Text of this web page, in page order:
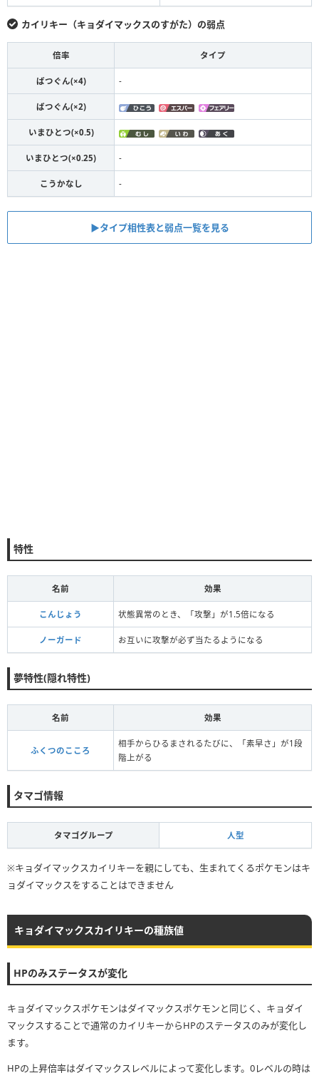
カイリキー（キョダイマックスのすがた）の弱点
倍率 タイプ
ばつぐん(×4) -
ばつぐん(×2)
いまひとつ(×0.5)
いまひとつ(×0.25) -
こうかなし -
▶︎タイプ相性表と弱点一覧を見る
特性
名前 効果
こんじょう 状態異常のとき、「攻撃」が1.5倍になる
ノーガード お互いに攻撃が必ず当たるようになる
夢特性(隠れ特性)
名前 効果
ふくつのこころ
相手からひるまされるたびに、「素早さ」が1段
階上がる
タマゴ情報
タマゴグループ 人型
※キョダイマックスカイリキーを親にしても、生まれてくるポケモンはキ
ョダイマックスをすることはできません
キョダイマックスカイリキーの種族値
HPのみステータスが変化
キョダイマックスポケモンはダイマックスポケモンと同じく、キョダイ
マックスすることで通常のカイリキーからHPのステータスのみが変化し
ます。
HPの上昇倍率はダイマックスレベルによって変化します。0レベルの時は